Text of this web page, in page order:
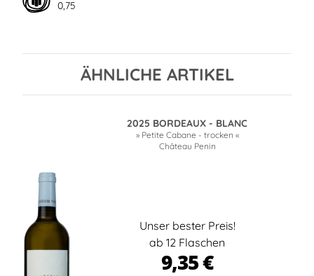
0,75
ÄHNLICHE ARTIKEL
2025 BORDEAUX - BLANC
» Petite Cabane - trocken «
Château Penin
Unser bester Preis!
ab 12 Flaschen
9,35 €